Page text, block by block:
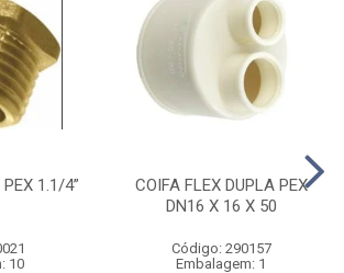
1.1/4”
10
COIFA FLEX DUPLA PEX
DN16 X 16 X 50
Código: 290157
Embalagem: 1